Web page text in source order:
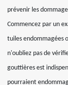
prévenir les
Commencez par un
tuiles endommagées
n'oubliez pas de
gouttières est
pourraient